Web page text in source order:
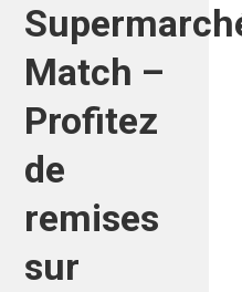
fr
Match –
Profitez
de
remises
sur